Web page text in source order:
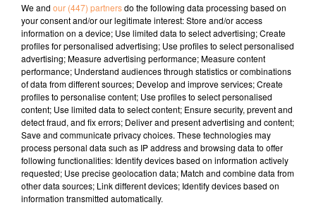
Publié : 31 mars 2025 à 18h50 - Modifié : 1er avril 2025 à
9h02
Océane Lovigny
We and our (447) partnersdo the following data processing based on
your consent and/or our legitimate interest: Store and/or access
information on a device; Use limited data to select advertising; Create
profiles for personalised advertising; Use profiles to select personalised
advertising; Measure advertising performance; Measure content
performance; Understand audiences through statistics or combinations
of data from different sources; Develop and improve services; Create
profiles to personalise content; Use profiles to select personalised
content; Use limited data to select content; Ensure security, prevent and
detect fraud, and fix errors; Deliver and present advertising and content;
Save and communicate privacy choices. These technologies may
process personal data such as IP address and browsing data to offer
following functionalities: Identify devices based on information actively
requested; Use precise geolocation data; Match and combine data from
other data sources; Link different devices; Identify devices based on
information transmitted automatically.